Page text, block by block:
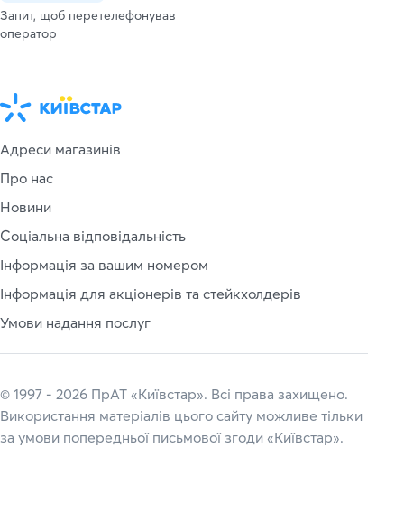
Запит, щоб перетелефонував
оператор
Адреси магазинів
Про нас
Новини
Соціальна відповідальність
Інформація за вашим номером
Інформація для акціонерів та стейкхолдерів
Умови надання послуг
© 1997 - 2026 ПрАТ «Київстар». Всі права захищено.
Використання матеріалів цього сайту можливе тільки
за умови попередньої письмової згоди «Київстар».